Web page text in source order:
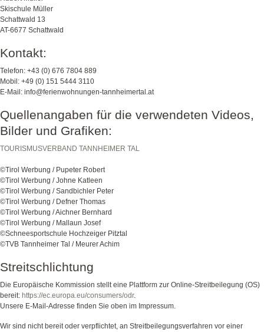
Skischule Müller
Schattwald 13
AT-6677 Schattwald
Kontakt:
Telefon: +43 (0) 676 7804 889
Mobil: +49 (0) 151 5444 3110
E-Mail: info@ferienwohnungen-tannheimertal.at
Quellenangaben für die verwendeten Videos,
Bilder und Grafiken:
TOURISMUSVERBAND TANNHEIMER TAL
©Tirol Werbung / Pupeter Robert
©Tirol Werbung / Johne Katleen
©Tirol Werbung / Sandbichler Peter
©Tirol Werbung / Defner Thomas
©Tirol Werbung / Aichner Bernhard
©Tirol Werbung / Mallaun Josef
©Schneesportschule Hochzeiger Pitztal
©TVB Tannheimer Tal / Meurer Achim
Streitschlichtung
Die Europäische Kommission stellt eine Plattform zur Online-Streitbeilegung (OS)
bereit: https://ec.europa.eu/consumers/odr.
Unsere E-Mail-Adresse finden Sie oben im Impressum.
Wir sind nicht bereit oder verpflichtet, an Streitbeilegungsverfahren vor einer